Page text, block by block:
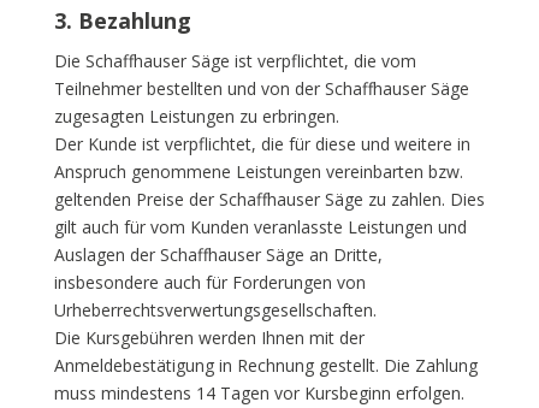
3. Bezahlung
Die Schaffhauser Säge ist verpflichtet, die vom
Teilnehmer bestellten und von der Schaffhauser Säge
zugesagten Leistungen zu erbringen.
Der Kunde ist verpflichtet, die für diese und weitere in
Anspruch genommene Leistungen vereinbarten bzw.
geltenden Preise der Schaffhauser Säge zu zahlen. Dies
gilt auch für vom Kunden veranlasste Leistungen und
Auslagen der Schaffhauser Säge an Dritte,
insbesondere auch für Forderungen von
Urheberrechtsverwertungsgesellschaften.
Die Kursgebühren werden Ihnen mit der
Anmeldebestätigung in Rechnung gestellt. Die Zahlung
muss mindestens 14 Tagen vor Kursbeginn erfolgen.